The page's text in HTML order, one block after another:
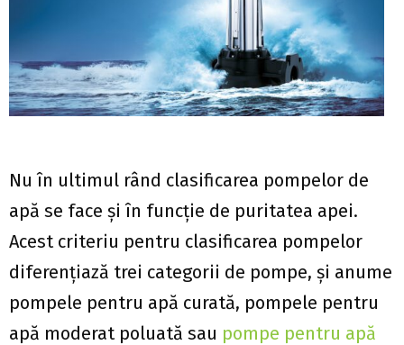
Nu în ultimul rând clasificarea pompelor de
apă se face și în funcție de puritatea apei.
Acest criteriu pentru clasificarea pompelor
diferențiază trei categorii de pompe, și anume
pompele pentru apă curată, pompele pentru
apă moderat poluată sau pompe pentru apă